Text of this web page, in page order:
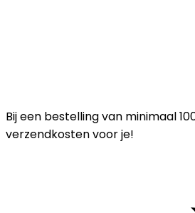
Bij een bestelling van minimaal
verzendkosten voor je!